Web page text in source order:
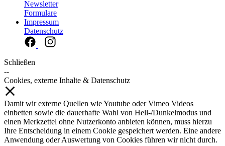
Newsletter
Formulare
Impressum
Datenschutz
Schließen
--
Cookies, externe Inhalte & Datenschutz
Damit wir externe Quellen wie Youtube oder Vimeo Videos
einbetten sowie die dauerhafte Wahl von Hell-/Dunkelmodus und
einen Merkzettel ohne Nutzerkonto anbieten können, muss hierzu
Ihre Entscheidung in einem Cookie gespeichert werden. Eine andere
Anwendung oder Auswertung von Cookies führen wir nicht durch.